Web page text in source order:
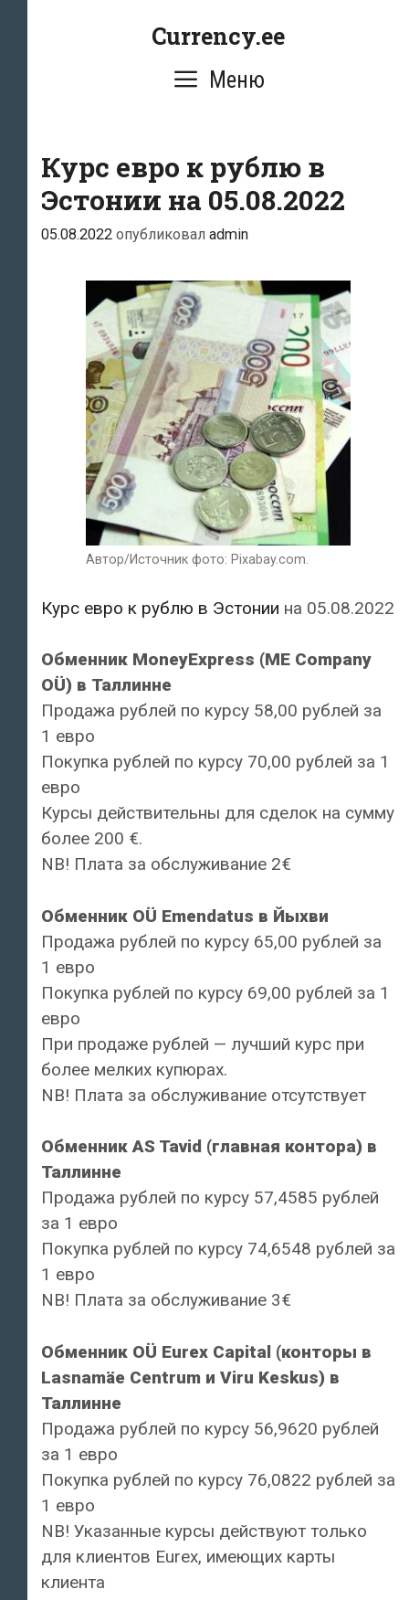
Currency.ee
Меню
Курс евро к рублю в
Эстонии на 05.08.2022
05.08.2022 опубликовал admin
Автор/Источник фото: Pixabay.com.
Курс евро к рублю в Эстонии на 05.08.2022
Обменник MoneyExpress (ME Company
OÜ) в Таллинне
Продажа рублей по курсу 58,00 рублей за
1 евро
Покупка рублей по курсу 70,00 рублей за 1
евро
Курсы действительны для сделок на сумму
более 200 €.
NB! Плата за обслуживание 2€
Обменник OÜ Emendatus в Йыхви
Продажа рублей по курсу 65,00 рублей за
1 евро
Покупка рублей по курсу 69,00 рублей за 1
евро
При продаже рублей — лучший курс при
более мелких купюрах.
NB! Плата за обслуживание отсутствует
Обменник AS Tavid (главная контора) в
Таллинне
Продажа рублей по курсу 57,4585 рублей
за 1 евро
Покупка рублей по курсу 74,6548 рублей за
1 евро
NB! Плата за обслуживание 3€
Обменник OÜ Eurex Capital (конторы в
Lasnamäe Centrum и Viru Keskus) в
Таллинне
Продажа рублей по курсу 56,9620 рублей
за 1 евро
Покупка рублей по курсу 76,0822 рублей за
1 евро
NB! Указанные курсы действуют только
для клиентов Eurex, имеющих карты
клиента